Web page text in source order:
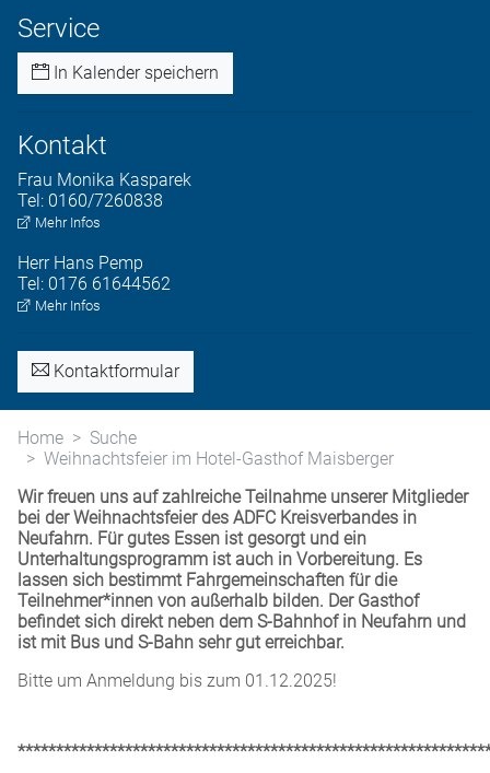
Service
In Kalender speichern
Kontakt
Frau Monika Kasparek
Tel: 0160/7260838
Mehr Infos
Herr Hans Pemp
Tel: 0176 61644562
Mehr Infos
Kontaktformular
Home
Suche
Weihnachtsfeier im Hotel-Gasthof Maisberger
Wir freuen uns auf zahlreiche Teilnahme unserer Mitglieder
bei der Weihnachtsfeier des ADFC Kreisverbandes in
Neufahrn. Für gutes Essen ist gesorgt und ein
Unterhaltungsprogramm ist auch in Vorbereitung. Es
lassen sich bestimmt Fahrgemeinschaften für die
Teilnehmer*innen von außerhalb bilden. Der Gasthof
befindet sich direkt neben dem S-Bahnhof in Neufahrn und
ist mit Bus und S-Bahn sehr gut erreichbar.
Bitte um Anmeldung bis zum 01.12.2025!